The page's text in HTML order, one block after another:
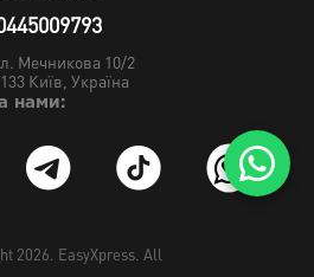
Мечникова 10/2
Київ, Україна
нами:
2026. EasyXpress. All